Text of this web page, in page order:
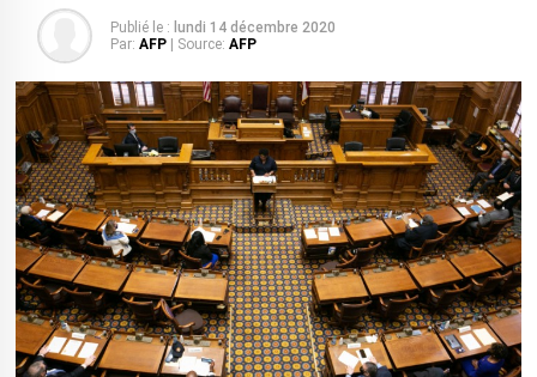
Publié le : lundi 14 décembre 2020
Par: AFP | Source: AFP